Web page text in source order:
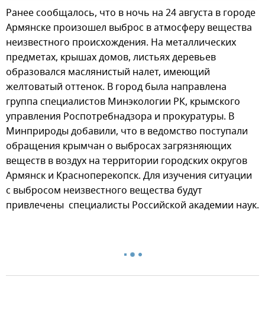
Ранее сообщалось, что в ночь на 24 августа в городе
Армянске произошел выброс в атмосферу вещества
неизвестного происхождения. На металлических
предметах, крышах домов, листьях деревьев
образовался маслянистый налет, имеющий
желтоватый оттенок. В город была направлена
группа специалистов Минэкологии РК, крымского
управления Роспотребнадзора и прокуратуры. В
Минприроды добавили, что в ведомство поступали
обращения крымчан о выбросах загрязняющих
веществ в воздух на территории городских округов
Армянск и Красноперекопск. Для изучения ситуации
с выбросом неизвестного вещества будут
привлечены специалисты Российской академии наук.